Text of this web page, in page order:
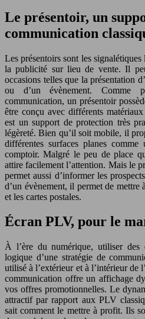
Le présentoir, un
communication
Les présentoirs sont les
la publicité sur lieu de vente. Il
occasions telles que la présentation
ou d’un évènement. Comme
communication, un présentoir
être conçu avec différents
est un support de protection très
légèreté. Bien qu’il soit mobile, il
différentes surfaces planes
comptoir. Malgré le peu de place
attire facilement l’attention. Mais le
permet aussi d’informer les
d’un évènement, il permet de mettre
et les cartes postales.
Écran PLV, pour le
À l’ère du numérique, utiliser des
logique d’une stratégie de
utilisé à l’extérieur et à l’intérieur de
communication offre un affichage
vos offres promotionnelles. Le
attractif par rapport aux PLV
sait comment le mettre à profit. Ils